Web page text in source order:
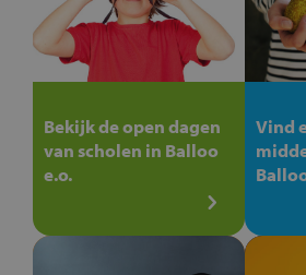
Bekijk de open dagen
van scholen in Balloo
e.o.
Vind